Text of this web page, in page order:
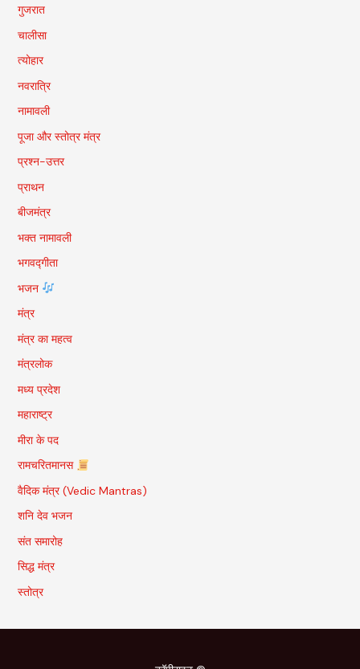
गुजरात
चालीसा
त्योहार
नवरात्रि
नामावली
पूजा और स्तोत्र मंत्र
प्रश्न-उत्तर
प्राथन
बीजमंत्र
भक्त नामावली
भगवद्गीता
भजन
मंत्र
मंत्र का महत्व
मंत्रलोक
मध्य प्रदेश
महाराष्ट्र
मीरा के पद
रामचरितमानस
वैदिक मंत्र (Vedic Mantras)
शनि देव भजन
संत समारोह
सिद्ध मंत्र
स्तोत्र